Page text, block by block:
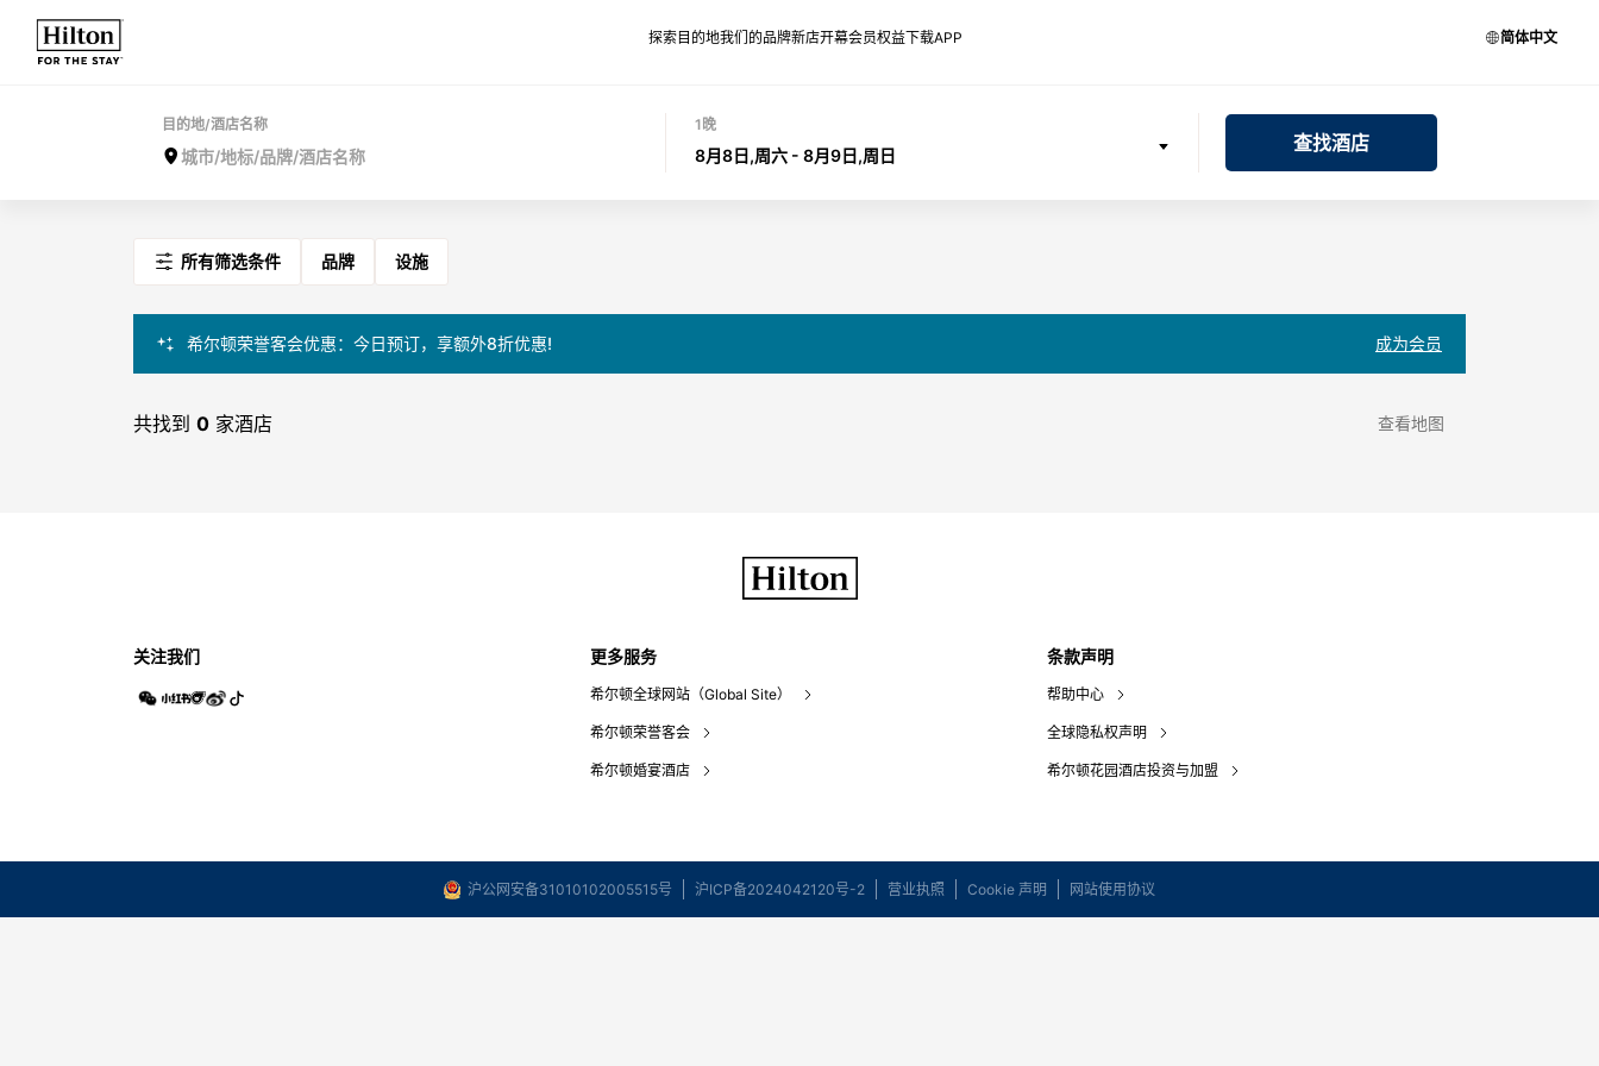
探索目的地我们的品牌新店开幕会员权益下载APP 简体中文
目的地/酒店名称 1晚
8月8日,周六 - 8月9日,周日
查找酒店
所有筛选条件 品牌 设施
希尔顿荣誉客会优惠：今日预订，享额外8折优惠! 成为会员
共找到 0 家酒店 查看地图
关注我们 更多服务
希尔顿全球网站（Global Site）
希尔顿荣誉客会
希尔顿婚宴酒店
条款声明
帮助中心
全球隐私权声明
希尔顿花园酒店投资与加盟
沪公网安备31010102005515号 沪ICP备2024042120号-2 营业执照 Cookie 声明 网站使用协议